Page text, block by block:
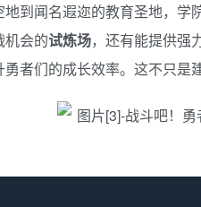
地到闻名遐迩的教育圣地，
机会的试炼场，还有能提供强
勇者们的成长效率。这不只是